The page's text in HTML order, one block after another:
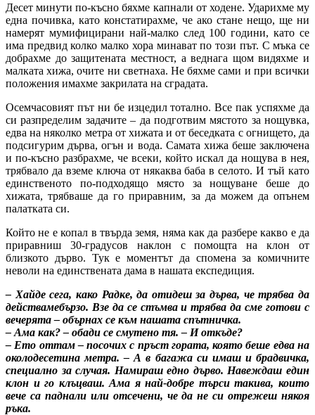
Десет минути по-късно бяхме капнали от ходене. Ударихме му
една почивка, като констатирахме, че ако стане нещо, ще ни
намерят мумифицирани най-малко след 100 години, като се
има предвид колко малко хора минават по този път. С мъка се
добрахме до защитената местност, а веднага щом видяхме и
малката хижа, очите ни светнаха. Не бяхме сами и при всички
положения имахме закрилата на сградата.
Осемчасовият път ни бе изцедил тотално. Все пак успяхме да
си разпределим задачите – да подготвим мястото за нощувка,
едва на няколко метра от хижата и от беседката с огнището, да
подсигурим дърва, огън и вода. Самата хижа беше заключена
и по-късно разбрахме, че всеки, който искал да нощува в нея,
трябвало да вземе ключа от някаква баба в селото. И тъй като
единственото по-подходящо място за нощуване беше до
хижата, трябваше да го приравним, за да можем да опънем
палатката си.
Който не е копал в твърда земя, няма как да разбере какво е да
приравниш 30-градусов наклон с помощта на клон от
близкото дърво. Тук е моментът да спомена за комичните
неволи на единствената дама в нашата експедиция.
– Хайде сега, како Радке, да отидеш за дърва, че трябва да
действамебързо. Взе да се стъмва и трябва да сме готови с
вечерята – обърнах се към нашата спътничка.
– Ама как? – обади се смутено тя. – И откъде?
– Ето оттам – посочих с пръст гората, която беше едва на
околодесетина метра. – А в багажа си имаш и брадвичка,
специално за случая. Намираш едно дърво. Навеждаш един
клон и го клъцваш. Ама я най-добре търси такива, които
вече са паднали или отсечени, че да не си отрежеш някоя
ръка.